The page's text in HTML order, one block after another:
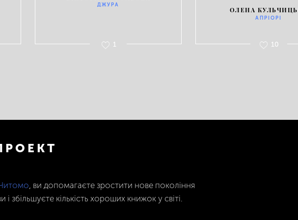
ДЖУРА
1
ОЛЕНА
АПРІОРІ
10
, ви допомагаєте зростити нове покоління
збільшуєте кількість хороших книжок у світі.